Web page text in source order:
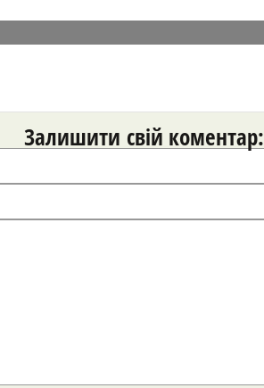
Залишити свій коментар: